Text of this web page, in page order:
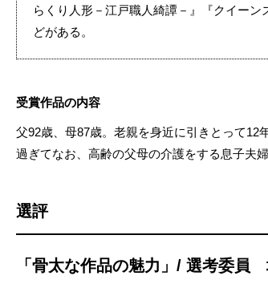
らくり人形－江戸職人綺譚－』『クイー
どがある。
受賞作品の内容
父92歳、母87歳。老親を身近に引きとって12
過ぎてなお、高齢の父母の介護をする息子夫
選評
「骨太な作品の魅力」/ 選考委員